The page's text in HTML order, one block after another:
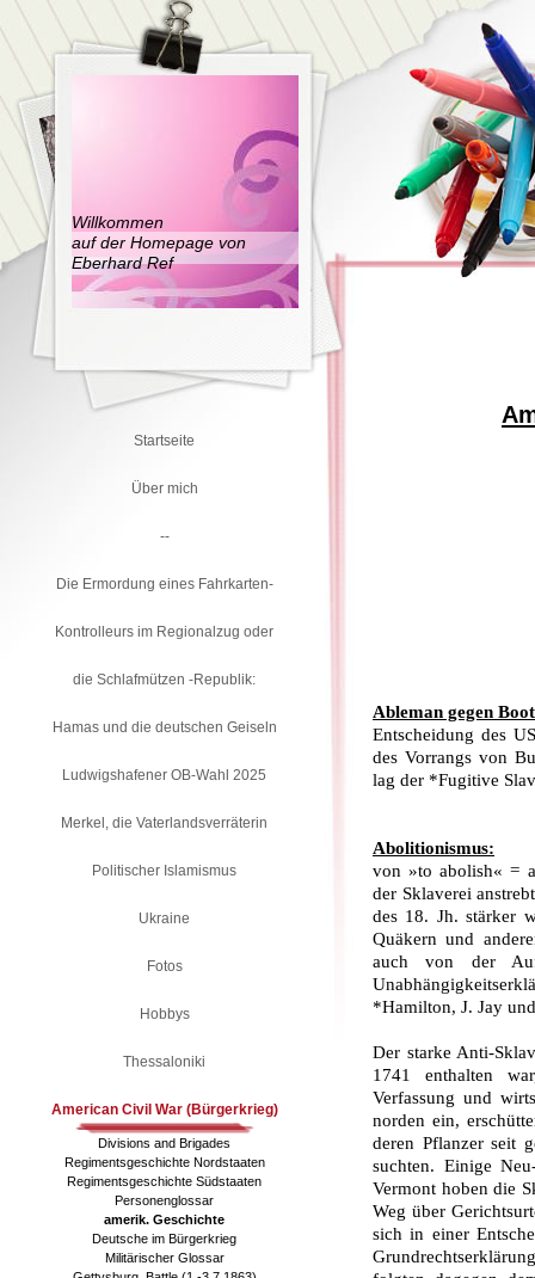
Willkommen
auf der Homepage von
Eberhard Ref
Ableman gegen
Entscheidung des
des Vorrangs von
lag der *Fugitive
Abolitionismus:
von »to abolish« =
der Sklaverei
des 18. Jh. stärker
Quäkern und
auch von der
*Hamilton, J. Jay
Der starke Anti-
1741 enthalten
Verfassung und
norden ein,
deren Pflanzer seit
suchten. Einige
Vermont hoben die
Weg über
sich in einer
Startseite
Über mich
--
Die Ermordung eines Fahrkarten-
Kontrolleurs im Regionalzug oder
die Schlafmützen -Republik:
Hamas und die deutschen Geiseln
Ludwigshafener OB-Wahl 2025
Merkel, die Vaterlandsverräterin
Politischer Islamismus
Ukraine
Fotos
Hobbys
Thessaloniki
American Civil War (Bürgerkrieg)
Divisions and Brigades
Regimentsgeschichte Nordstaaten
Regimentsgeschichte Südstaaten
Personenglossar
amerik. Geschichte
Deutsche im Bürgerkrieg
Militärischer Glossar